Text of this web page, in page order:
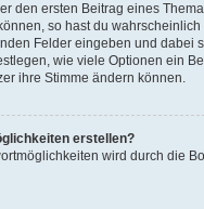
den ersten Beitrag eines
so hast du
Felder eingeben und dabei
wie viele Optionen ein
ihre Stimme ändern können.
erstellen?
wird durch die